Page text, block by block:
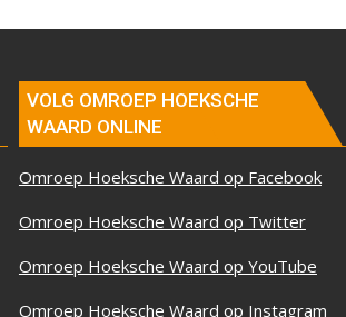
VOLG OMROEP HOEKSCHE
WAARD ONLINE
Omroep Hoeksche Waard op Facebook
Omroep Hoeksche Waard op Twitter
Omroep Hoeksche Waard op YouTube
Omroep Hoeksche Waard op Instagram